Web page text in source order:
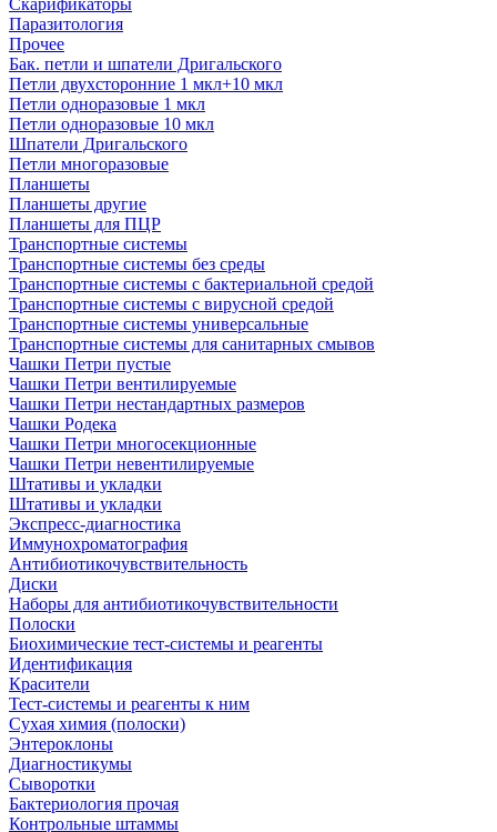
Скарификаторы
Паразитология
Прочее
Бак. петли и шпатели Дригальского
Петли двухсторонние 1 мкл+10 мкл
Петли одноразовые 1 мкл
Петли одноразовые 10 мкл
Шпатели Дригальского
Петли многоразовые
Планшеты
Планшеты другие
Планшеты для ПЦР
Транспортные системы
Транспортные системы без среды
Транспортные системы с бактериальной средой
Транспортные системы с вирусной средой
Транспортные системы универсальные
Транспортные системы для санитарных смывов
Чашки Петри пустые
Чашки Петри вентилируемые
Чашки Петри нестандартных размеров
Чашки Родека
Чашки Петри многосекционные
Чашки Петри невентилируемые
Штативы и укладки
Штативы и укладки
Экспресс-диагностика
Иммунохроматография
Антибиотикочувствительность
Диски
Наборы для антибиотикочувствительности
Полоски
Биохимические тест-системы и реагенты
Идентификация
Красители
Тест-системы и реагенты к ним
Сухая химия (полоски)
Энтероклоны
Диагностикумы
Сыворотки
Бактериология прочая
Контрольные штаммы